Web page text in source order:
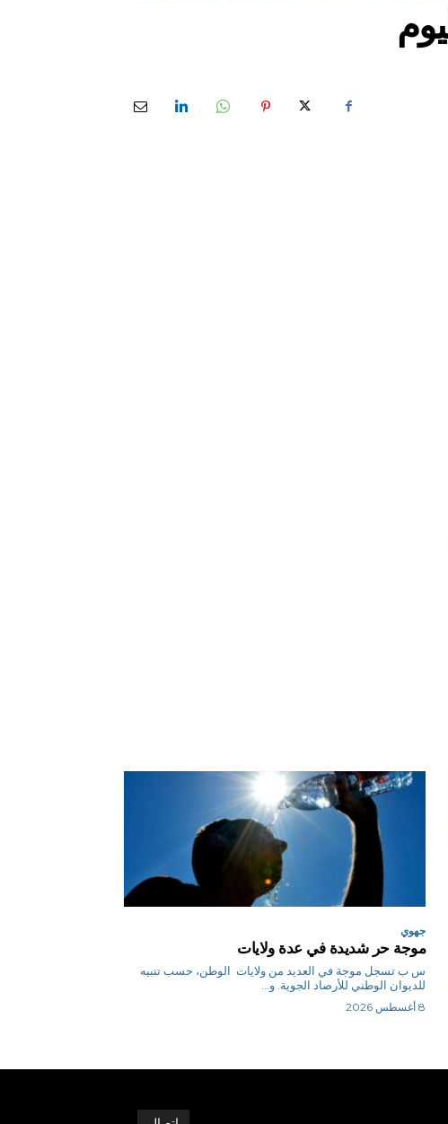
جهوي
موجة حر شديدة في عدة ولايات
س ب تسجل موجة في العديد من ولايات الوطن، حسب تنبيه
للديوان الوطني للأرصاد الجوية. و...
8 أغسطس 2026